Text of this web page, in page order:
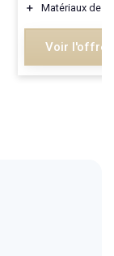
＋
Matériaux de
Voir l'offre